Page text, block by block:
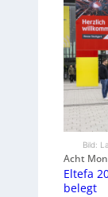
Bild:
Acht
Eltefa
belegt